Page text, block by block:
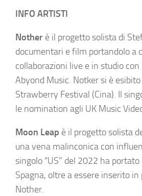
INFO ARTISTI
Nother è il progetto solista di
documentari e film portandolo a
collaborazioni live e in studio
Abyond Music. Notker si è
Strawberry Festival (Cina). Il
le nomination agli UK Music
Moon Leap è il progetto solista
una vena malinconica con
singolo “US” del 2022 ha
Spagna, oltre a essere inserito
Nother.